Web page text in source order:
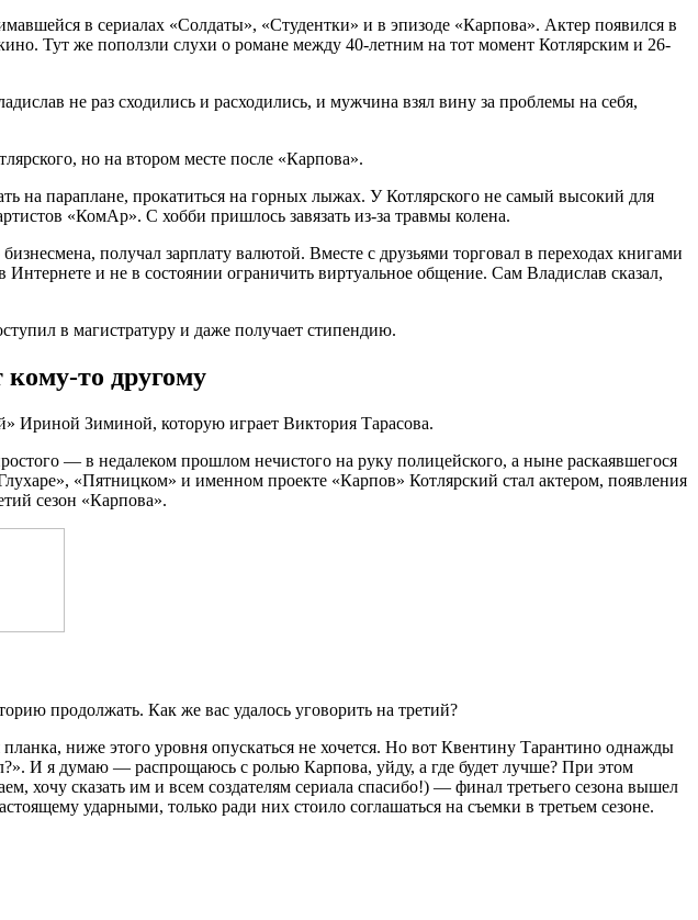
в сериалах «Солдаты», «Студентки» и в эпизоде «Карпова». Актер появился в
Тут же поползли слухи о романе между 40-летним на тот момент Котлярским и 26-
не раз сходились и расходились, и мужчина взял вину за проблемы на себя,
но на втором месте после «Карпова».
на параплане, прокатиться на горных лыжах. У Котлярского не самый высокий для
«КомАр». С хобби пришлось завязать из-за травмы колена.
получал зарплату валютой. Вместе с друзьями торговал в переходах книгами
и не в состоянии ограничить виртуальное общение. Сам Владислав сказал,
в магистратуру и даже получает стипендию.
то другому
Ириной Зиминой, которую играет Виктория Тарасова.
— в недалеком прошлом нечистого на руку полицейского, а ныне раскаявшегося
«Пятницком» и именном проекте «Карпов» Котлярский стал актером, появления
сезон «Карпова».
продолжать. Как же вас удалось уговорить на третий?
ниже этого уровня опускаться не хочется. Но вот Квентину Тарантино однажды
И я думаю — распрощаюсь с ролью Карпова, уйду, а где будет лучше? При этом
хочу сказать им и всем создателям сериала спасибо!) — финал третьего сезона вышел
ударными, только ради них стоило соглашаться на съемки в третьем сезоне.